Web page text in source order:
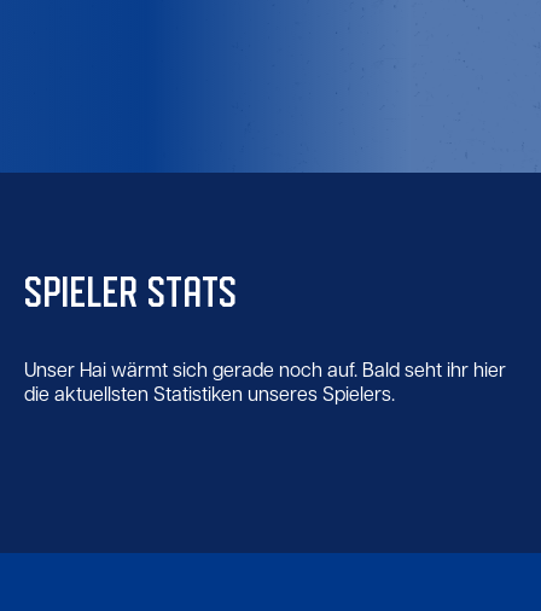
SPIELER STATS
Unser Hai wärmt sich gerade noch auf. Bald seht ihr hier
die aktuellsten Statistiken unseres Spielers.